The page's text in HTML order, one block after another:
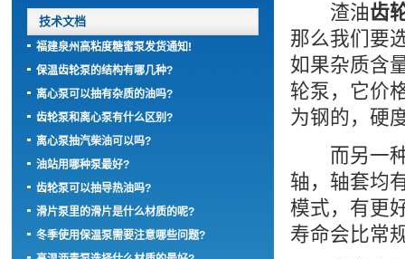
渣油齿
那么我们要
如果杂质含
轮泵，它价
为钢的，硬
而另一种
轴，轴套均
模式，有更
寿命会比常
技术文档
福建泉州高粘度糖蜜泵发货通知!
保温齿轮泵的结构有哪几种?
离心泵可以抽有杂质的油吗?
齿轮泵和离心泵有什么区别?
离心泵抽汽柴油可以吗?
油站用哪种泵最好?
齿轮泵可以抽导热油吗?
滑片泵里的滑片是什么材质的呢?
冬季使用保温泵需要注意哪些问题?